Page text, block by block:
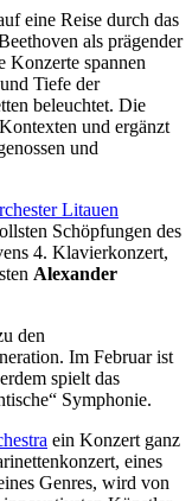
eine Reise durch das
als prägender
Konzerte spannen
Tiefe der
beleuchtet. Die
und ergänzt
und
Litauen
Schöpfungen des
4. Klavierkonzert,
Alexander
den
Im Februar ist
spielt das
Symphonie.
ein Konzert ganz
eines
Genres, wird von